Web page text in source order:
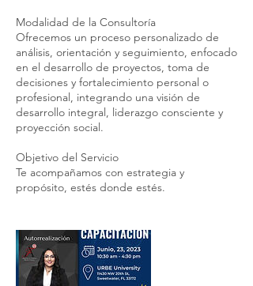
Modalidad de la Consultoría
Ofrecemos un proceso personalizado de
análisis, orientación y seguimiento, enfocado
en el desarrollo de proyectos, toma de
decisiones y fortalecimiento personal o
profesional, integrando una visión de
desarrollo integral, liderazgo consciente y
proyección social.
Objetivo del Servicio
Te acompañamos con estrategia y
propósito, estés donde estés.